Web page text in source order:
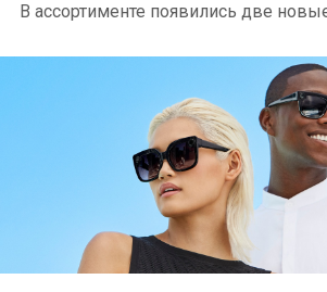
В ассортименте появились две